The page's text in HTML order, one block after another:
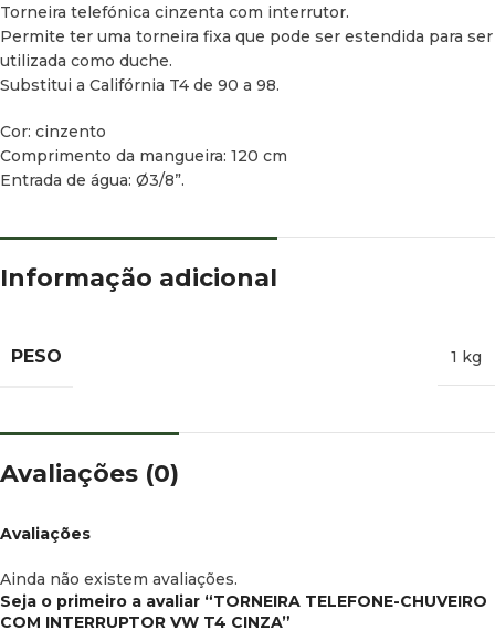
Torneira telefónica cinzenta com interrutor.
Permite ter uma torneira fixa que pode ser estendida para ser
utilizada como duche.
Substitui a Califórnia T4 de 90 a 98.
Cor: cinzento
Comprimento da mangueira: 120 cm
Entrada de água: Ø3/8”.
Informação adicional
PESO 1 kg
Avaliações (0)
Avaliações
Ainda não existem avaliações.
Seja o primeiro a avaliar “TORNEIRA TELEFONE-CHUVEIRO
COM INTERRUPTOR VW T4 CINZA”